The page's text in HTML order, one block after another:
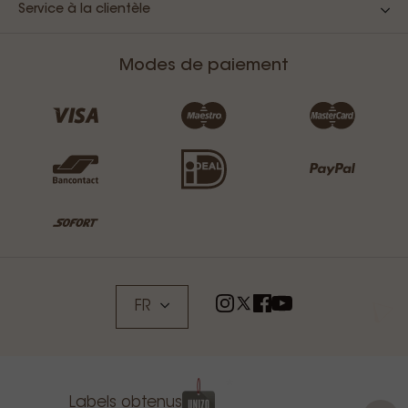
Service à la clientèle
Modes de paiement
FR
Labels obtenus